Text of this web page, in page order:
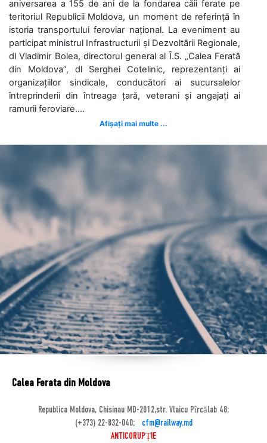
aniversarea a 155 de ani de la fondarea căii ferate pe
teritoriul Republicii Moldova, un moment de referință în
istoria transportului feroviar național. La eveniment au
participat ministrul Infrastructurii și Dezvoltării Regionale,
dl Vladimir Bolea, directorul general al Î.S. „Calea Ferată
din Moldova”, dl Serghei Cotelinic, reprezentanți ai
organizațiilor sindicale, conducători ai sucursalelor
întreprinderii din întreaga țară, veterani și angajați ai
ramurii feroviare....
Afișați mai multe ...
Calea Ferata din Moldova
Republica Moldova, Chisinau MD-2012,str. Vlaicu Pîrcălab 48;
(+373) 22-832-040;
cfm@railway.md
ANTICORUPȚIE